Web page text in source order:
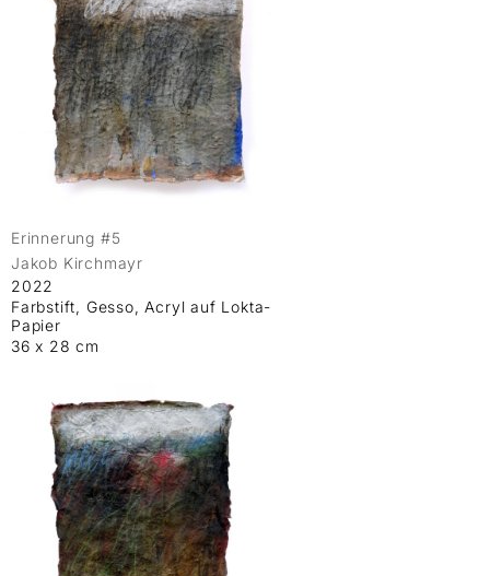
Erinnerung #5
Jakob Kirchmayr
2022
Farbstift, Gesso, Acryl auf Lokta-
Papier
36 x 28 cm